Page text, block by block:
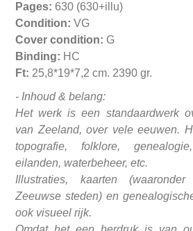
Pages: 630 (630+illu)
Condition: VG
Cover condition: G
Binding: HC
Ft: 25,8*19*7,2 cm. 2390 gr.
- Inhoud & belang:
Het werk is een standaardwerk
van Zeeland, over vele eeuwen.
topografie, folklore,
eilanden, waterbeheer, etc.
Illustraties, kaarten
Zeeuwse steden) en
ook visueel rijk.